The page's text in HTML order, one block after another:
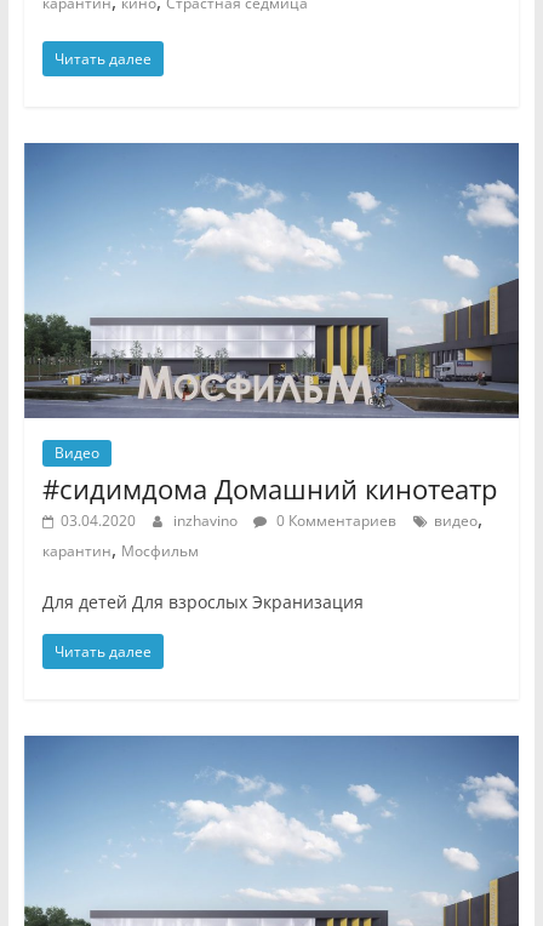
Читать далее
Видео
#сидимдома Домашний кинотеатр
03.04.2020 inzhavino 0 Комментариев видео,
карантин, Мосфильм
Для детей Для взрослых Экранизация
Читать далее